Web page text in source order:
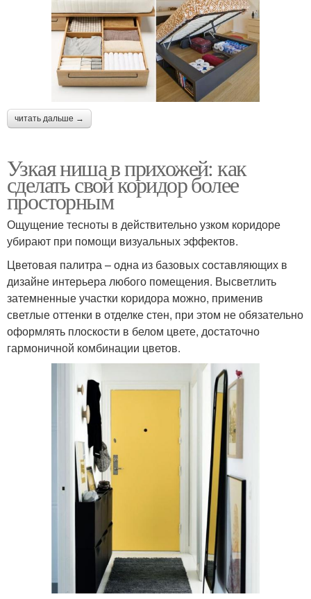
читать дальше →
Узкая ниша в прихожей: как
сделать свой коридор более
просторным
Ощущение тесноты в действительно узком коридоре
убирают при помощи визуальных эффектов.
Цветовая палитра – одна из базовых составляющих в
дизайне интерьера любого помещения. Высветлить
затемненные участки коридора можно, применив
светлые оттенки в отделке стен, при этом не обязательно
оформлять плоскости в белом цвете, достаточно
гармоничной комбинации цветов.